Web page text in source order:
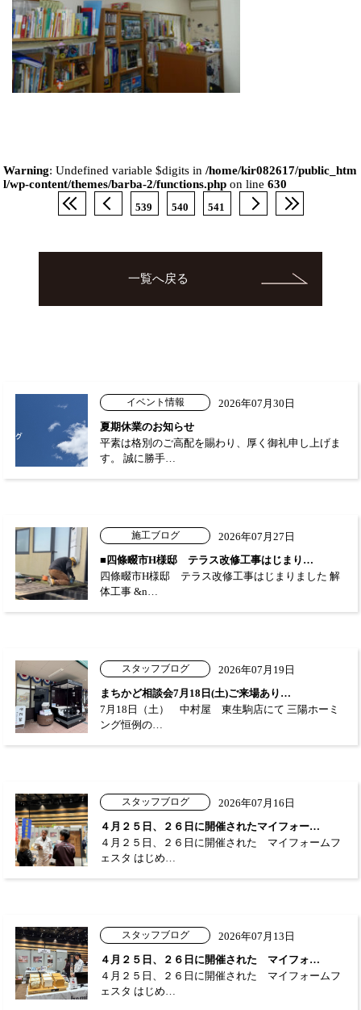
Warning: Undefined variable $digits in/home/kir082617/public_htm
l/wp-content/themes/barba-2/functions.php on line630
539 540 541
一覧へ戻る
イベント情報
2026年07月30日
夏期休業のお知らせ
平素は格別のご高配を賜わり、厚く御礼申し上げま
す。 誠に勝手…
施工ブログ
2026年07月27日
■四條畷市H様邸 テラス改修工事はじまり…
四條畷市H様邸 テラス改修工事はじまりました 解
体工事 &n…
スタッフブログ
2026年07月19日
まちかど相談会7月18日(土)ご来場あり…
7月18日（土） 中村屋 東生駒店にて 三陽ホーミ
ング恒例の…
スタッフブログ
2026年07月16日
４月２５日、２６日に開催されたマイフォー…
４月２５日、２６日に開催された マイフォームフ
ェスタ はじめ…
スタッフブログ
2026年07月13日
４月２５日、２６日に開催された マイフォ…
４月２５日、２６日に開催された マイフォームフ
ェスタ はじめ…